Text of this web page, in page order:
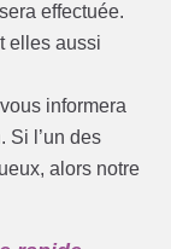
effectuée.
elles aussi
informera
Si l’un des
alors notre